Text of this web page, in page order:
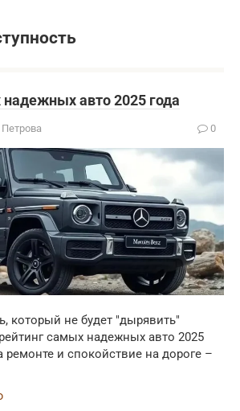
авто 2025 года
0
который не будет "дырявить"
самых надежных авто 2025
ремонте и спокойствие на дороге –